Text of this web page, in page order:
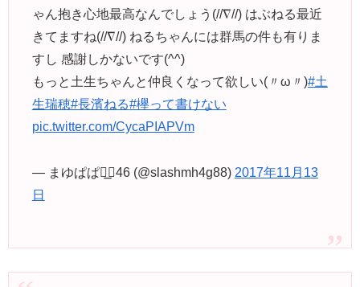
ゃん抱き心地最高なんでしょう(//∇//) はぶねる最近
きてますね(//∇//) ねるちゃんには群馬の件も有りま
すし 感謝しかないです(^^)
もっと土生ちゃんと仲良くなって欲しい(〃ω〃)#土
生瑞穂#長濱ねる#欅って書けない
pic.twitter.com/CycaPIAPVm
— まゆぱぱ◢͟￨46 (@slashmh4g88) 2017年11月13
日